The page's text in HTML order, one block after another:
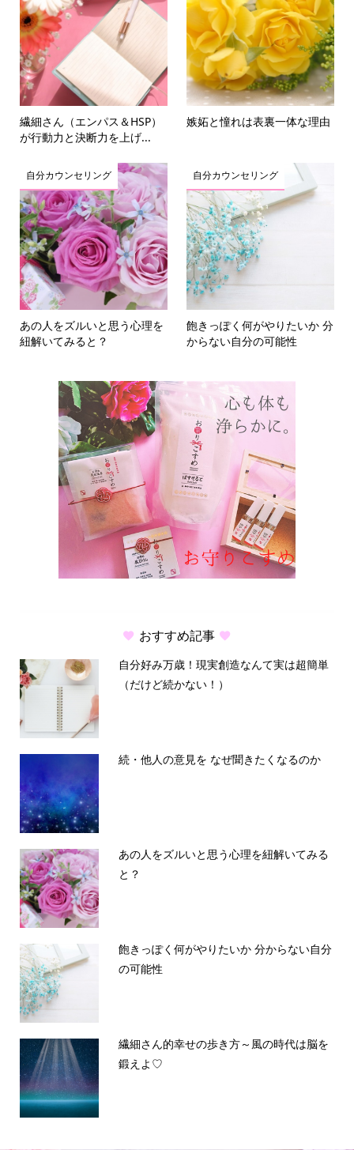
繊細さん（エンパス＆HSP）
が行動力と決断力を上げ...
嫉妬と憧れは表裏一体な理由
自分カウンセリング
あの人をズルいと思う心理を
紐解いてみると？
自分カウンセリング
飽きっぽく何がやりたいか 分
からない自分の可能性
おすすめ記事
自分好み万歳！現実創造なんて実は超簡単
（だけど続かない！）
続・他人の意見を なぜ聞きたくなるのか
あの人をズルいと思う心理を紐解いてみる
と？
飽きっぽく何がやりたいか 分からない自分
の可能性
繊細さん的幸せの歩き方～風の時代は脳を
鍛えよ♡